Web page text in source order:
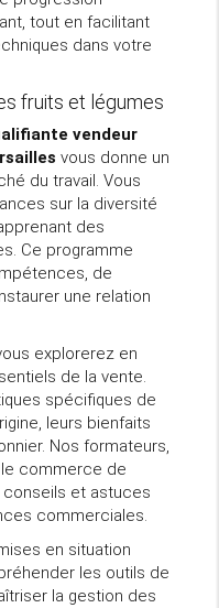
tout en facilitant
dans votre
fruits et légumes
vendeur
vous donne un
du travail. Vous
sur la diversité
des
Ce programme
de
une relation
explorerez en
de la vente.
spécifiques de
leurs bienfaits
Nos formateurs,
commerce de
et astuces
commerciales.
en situation
les outils de
la gestion des